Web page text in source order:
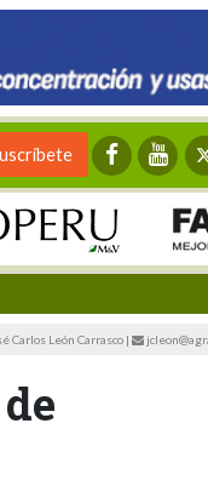
Carlos León Carrasco |